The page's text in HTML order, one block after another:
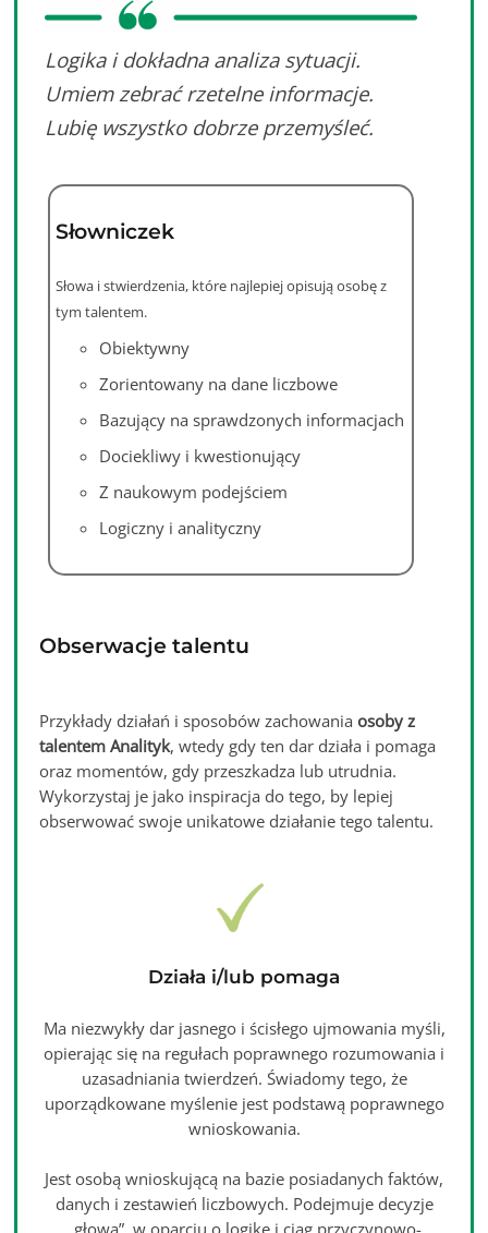
Logika i dokładna analiza sytuacji.
Umiem zebrać rzetelne informacje.
Lubię wszystko dobrze przemyśleć.
Słowniczek
Słowa i stwierdzenia, które najlepiej opisują osobę z
tym talentem.
Obiektywny
Zorientowany na dane liczbowe
Bazujący na sprawdzonych informacjach
Dociekliwy i kwestionujący
Z naukowym podejściem
Logiczny i analityczny
Obserwacje talentu
Przykłady działań i sposobów zachowaniaosoby z
talentem Analityk, wtedy gdy ten dar działa i pomaga
oraz momentów, gdy przeszkadza lub utrudnia.
Wykorzystaj je jako inspiracja do tego, by lepiej
obserwować swoje unikatowe działanie tego talentu.
Działa i/lub pomaga
Ma niezwykły dar jasnego i ścisłego ujmowania myśli,
opierając się na regułach poprawnego rozumowania i
uzasadniania twierdzeń. Świadomy tego, że
uporządkowane myślenie jest podstawą poprawnego
wnioskowania.
Jest osobą wnioskującą na bazie posiadanych faktów,
danych i zestawień liczbowych. Podejmuje decyzje